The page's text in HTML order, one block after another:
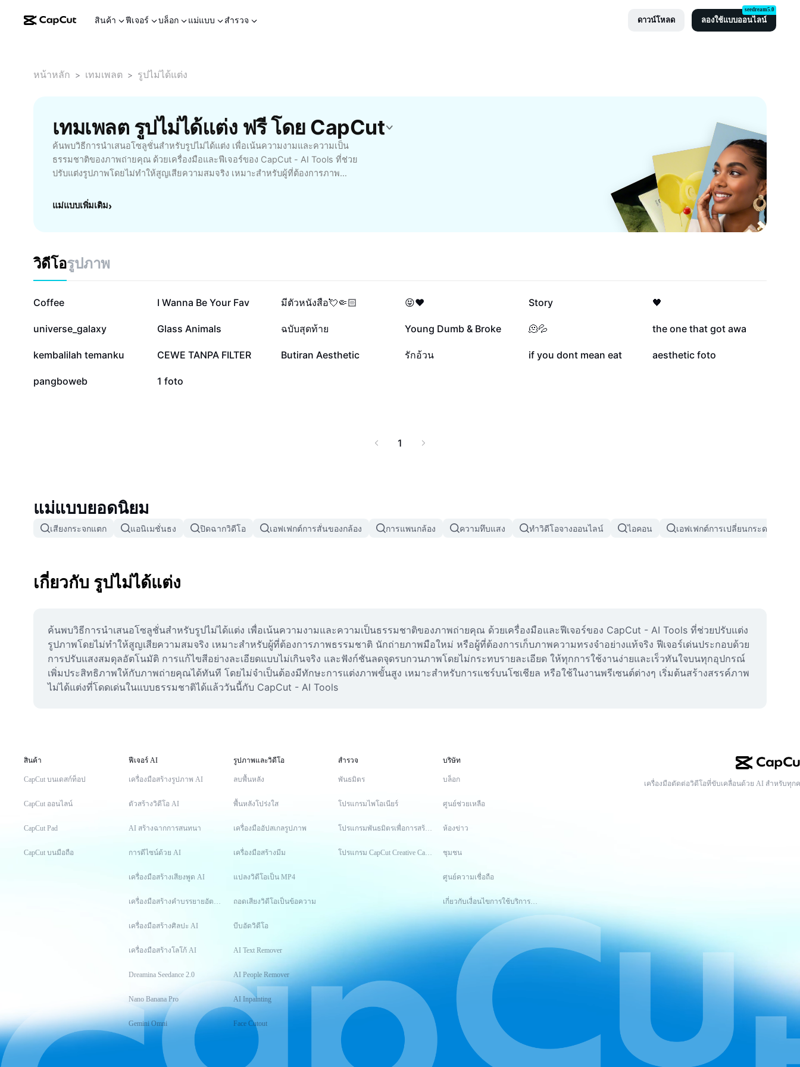
สินค้า ฟีเจอร์ บล็อก แม่แบบ สำรวจ ดาวน์โหลด ลองใช้แบบออนไลน์
seedream5.0
หน้าหลัก > เทมเพลต > รูปไม่ได้แต่ง
เทมเพลต รูปไม่ได้แต่ง ฟรี โดย CapCut
ค้นพบวิธีการนำเสนอโซลูชั่นสำหรับรูปไม่ได้แต่ง เพื่อเน้นความงามและความเป็น
ธรรมชาติของภาพถ่ายคุณ ด้วยเครื่องมือและฟีเจอร์ของ CapCut - AI Tools ที่ช่วย
ปรับแต่งรูปภาพโดยไม่ทำให้สูญเสียความสมจริง เหมาะสำหรับผู้ที่ต้องการภาพ
ฟีเจอร์เด่นประกอบด้วยการปรับแสงสมดุลอัตโนมัติ การแก้ไขสีอย่างละเอียดแบบไม่
นพรีเซนต์ต่างๆ เริ่มต้นสร้างสรรค์ภาพไม่ได้แต่งที่โดดเด่นในแบบธรรมชาติได้แล้ววัน
นี้กับ CapCut - AI Tools
แม่แบบเพิ่มเติม›
วิดีโอรูปภาพ
125.1K
Coffee 106.5K
I Wanna Be Your Fav 84.2K
มีตัวหนังสือ💘🤏🏻 46.6K
😝❤️ 30K
Story 26.1K
🖤
19K
universe_galaxy 10.9K
Glass Animals 4.4K
ฉบับสุดท้าย 4.3K
Young Dumb & Broke 2.2K
🫠💦 1.8K
the one that got awa
476
kembalilah temanku 474
CEWE TANPA FILTER 181
Butiran Aesthetic 92
รักอ้วน 60
if you dont mean eat 6
aesthetic foto
5
pangboweb 4
1 foto
1
แม่แบบยอดนิยม
เสียงกระจกแตก แอนิเมชั่นธง ปิดฉากวิดีโอ เอฟเฟกต์การสั่นของกล้อง การแพนกล้อง ความทึบแสง ทำวิดีโอจางออนไลน์ ไอคอน เอฟเฟกต์การเปลี่ยนกระดาษ
เกี่ยวกับ รูปไม่ได้แต่ง
ค้นพบวิธีการนำเสนอโซลูชั่นสำหรับรูปไม่ได้แต่ง เพื่อเน้นความงามและความเป็นธรรมชาติของภาพถ่ายคุณ ด้วยเครื่องมือและฟีเจอร์ของ CapCut - AI Tools ที่ช่วยปรับแต่ง
รูปภาพโดยไม่ทำให้สูญเสียความสมจริง เหมาะสำหรับผู้ที่ต้องการภาพธรรมชาติ นักถ่ายภาพมือใหม่ หรือผู้ที่ต้องการเก็บภาพความทรงจำอย่างแท้จริง ฟีเจอร์เด่นประกอบด้วย
การปรับแสงสมดุลอัตโนมัติ การแก้ไขสีอย่างละเอียดแบบไม่เกินจริง และฟังก์ชันลดจุดรบกวนภาพโดยไม่กระทบรายละเอียด ให้ทุกการใช้งานง่ายและเร็วทันใจบนทุกอุปกรณ์
เพิ่มประสิทธิภาพให้กับภาพถ่ายคุณได้ทันที โดยไม่จำเป็นต้องมีทักษะการแต่งภาพขั้นสูง เหมาะสำหรับการแชร์บนโซเชียล หรือใช้ในงานพรีเซนต์ต่างๆ เริ่มต้นสร้างสรรค์ภาพ
ไม่ได้แต่งที่โดดเด่นในแบบธรรมชาติได้แล้ววันนี้กับ CapCut - AI Tools
สินค้า
CapCut บนเดสก์ท็อป
CapCut ออนไลน์
CapCut Pad
CapCut บนมือถือ
ฟีเจอร์ AI
เครื่องมือสร้างรูปภาพ AI
ตัวสร้างวิดีโอ AI
AI สร้างฉากการสนทนา
การดีไซน์ด้วย AI
เครื่องมือสร้างเสียงพูด AI
เครื่องมือสร้างคำบรรยายอัตโนมัติ
เครื่องมือสร้างศิลปะ AI
เครื่องมือสร้างโลโก้ AI
Dreamina Seedance 2.0
Nano Banana Pro
Gemini Omni
รูปภาพและวิดีโอ
ลบพื้นหลัง
พื้นหลังโปร่งใส
เครื่องมืออัปสเกลรูปภาพ
เครื่องมือสร้างมีม
แปลงวิดีโอเป็น MP4
ถอดเสียงวิดีโอเป็นข้อความ
บีบอัดวิดีโอ
AI Text Remover
AI People Remover
AI Inpainting
Face Cutout
สำรวจ
พันธมิตร
โปรแกรมไพโอเนียร์
โปรแกรมพันธมิตรเพื่อการสร้างสรรค์
โปรแกรม CapCut Creative Campus
บริษัท
บล็อก
ศูนย์ช่วยเหลือ
ห้องข่าว
ชุมชน
ศูนย์ความเชื่อถือ
เกี่ยวกับเงื่อนไขการใช้บริการของ CapCut
เครื่องมือตัดต่อวิดีโอที่ขับเคลื่อนด้วย AI สำหรับทุก